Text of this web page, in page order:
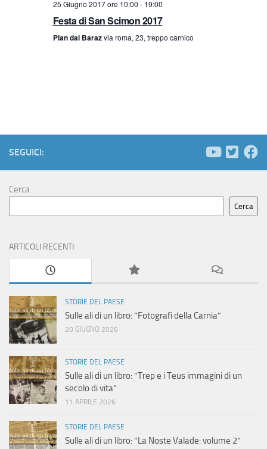
z
i
o
n
25 Giugno 2017 ore 10:00 - 19:00
Festa di San Scimon 2017
Plan dai Barazvia roma, 23, treppo carnico
SEGUICI:
Cerca
Cerca
ARTICOLI RECENTI:
STORIE DEL PAESE
Sulle ali di un libro: “Fotografi della Carnia”
20 GIUGNO 2026
STORIE DEL PAESE
Sulle ali di un libro: “Trep e i Teus immagini di un
secolo di vita”
11 APRILE 2026
STORIE DEL PAESE
Sulle ali di un libro: “La Noste Valade: volume 2”